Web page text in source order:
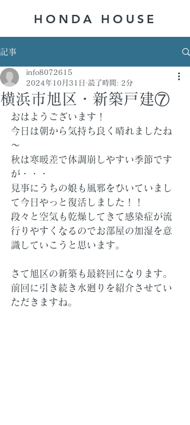
HONDA ​HOUSE
記事
横浜市旭区・新築戸建⑦
info8072615
2024年10月31日
読了時間: 2分
おはようございます！
今日は朝から気持ち良く晴れましたね
～
秋は寒暖差で体調崩しやすい季節です
が・・・
見事にうちの娘も風邪をひいていまし
て今日やっと復活しました！！
段々と空気も乾燥してきて感染症が流
行りやすくなるのでお部屋の加湿を意
識していこうと思います。
さて旭区の新築も最終回になります。
前回に引き続き水廻りを紹介させてい
ただきますね。